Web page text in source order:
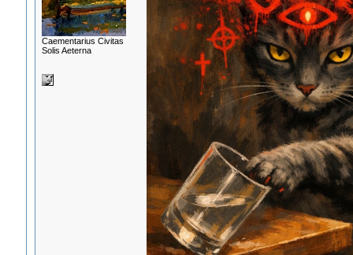
Сaementarius Civitas
Solis Aeterna